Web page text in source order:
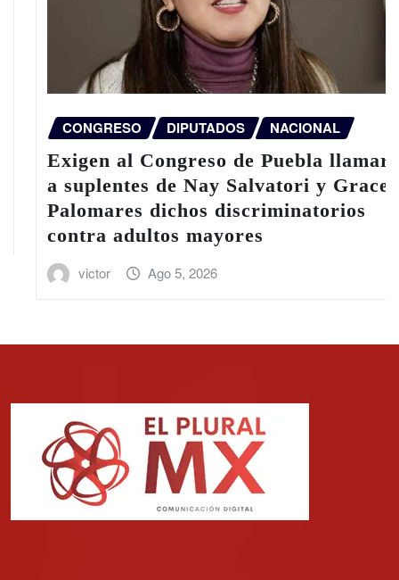
CONGRESO DIPUTADOS NACIONAL
al Congreso de Puebla llamar
suplentes de Nay Salvatori y Grace
dichos discriminatorios
adultos mayores
victor Ago 5, 2026